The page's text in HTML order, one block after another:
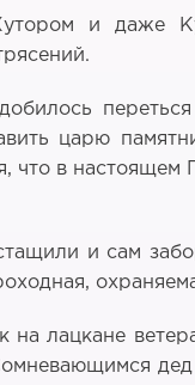
и даже
царю
что в
и сам
лацкане
дед